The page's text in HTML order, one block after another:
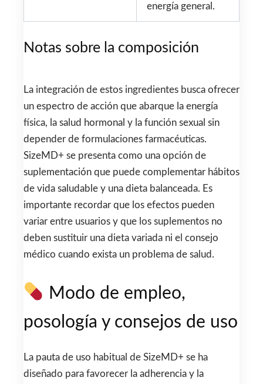
energía general.
Notas sobre la composición
La integración de estos ingredientes busca ofrecer
un espectro de acción que abarque la energía
física, la salud hormonal y la función sexual sin
depender de formulaciones farmacéuticas.
SizeMD+ se presenta como una opción de
suplementación que puede complementar hábitos
de vida saludable y una dieta balanceada. Es
importante recordar que los efectos pueden
variar entre usuarios y que los suplementos no
deben sustituir una dieta variada ni el consejo
médico cuando exista un problema de salud.
Modo de empleo,
posología y consejos de uso
La pauta de uso habitual de SizeMD+ se ha
diseñado para favorecer la adherencia y la